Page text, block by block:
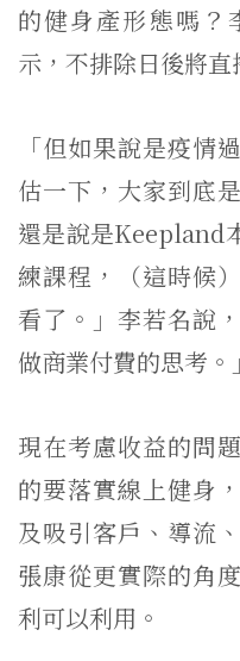
的健身產形態嗎？
示，不排除日後將
「但如果說是疫情
估一下，大家到底
還是說是Keepland
練課程，（這時候
看了。」李若名說
做商業付費的思考。」
現在考慮收益的問
的要落實線上健身
及吸引客戶、導流
張康從更實際的角
利可以利用。